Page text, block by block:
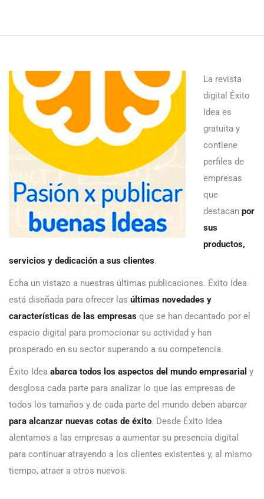
La revista
digital Éxito
Idea es
gratuita y
contiene
perfiles de
empresas
que
destacan por
sus
productos,
servicios y dedicación a sus clientes.
Echa un vistazo a nuestras últimas publicaciones. Éxito Idea
está diseñada para ofrecer las últimas novedades y
características de las empresas que se han decantado por el
espacio digital para promocionar su actividad y han
prosperado en su sector superando a su competencia.
Éxito Idea abarca todos los aspectos del mundo empresarial y
desglosa cada parte para analizar lo que las empresas de
todos los tamaños y de cada parte del mundo deben abarcar
para alcanzar nuevas cotas de éxito. Desde Éxito Idea
alentamos a las empresas a aumentar su presencia digital
para continuar atrayendo a los clientes existentes y, al mismo
tiempo, atraer a otros nuevos.